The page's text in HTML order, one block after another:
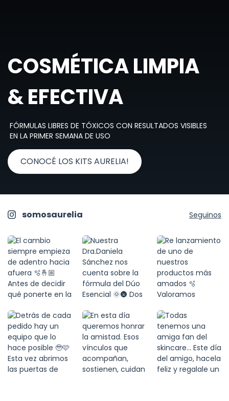
COSMÉTICA LIMPIA
& EFECTIVA
FÓRMULAS LIBRES DE TÓXICOS CON RESULTADOS VISIBLES
EN LA PRIMER SEMANA DE USO
CONOCÉ LOS KITS AURELIA!
somosaurelia Seguinos